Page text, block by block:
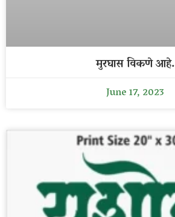
मुरघास विकणे आहे.
June 17, 2023